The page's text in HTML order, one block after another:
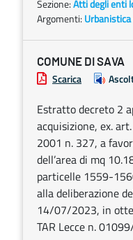
Sezione:Atti degli enti
Argomenti:
COMUNE DI SAVA
Scarica
Estratto decreto 2
acquisizione, ex.
2001 n. 327, a
dell’area di mq
particelle 1559-
alla deliberazione
14/07/2023, in
TAR Lecce n.